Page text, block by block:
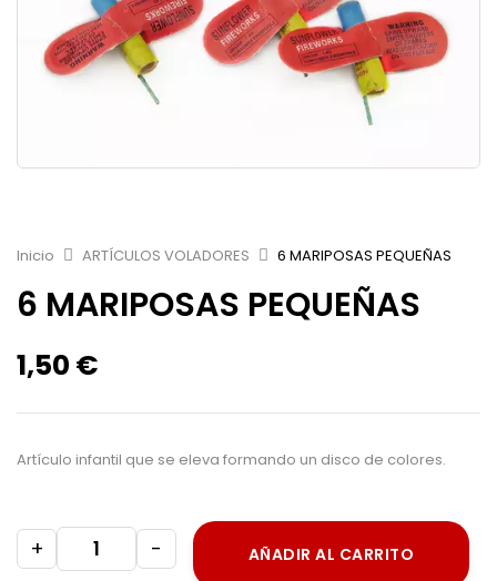
Inicio ARTÍCULOS VOLADORES 6 MARIPOSAS PEQUEÑAS
6 MARIPOSAS PEQUEÑAS
1,50 €
Artículo infantil que se eleva formando un disco de colores.
+ - AÑADIR AL CARRITO